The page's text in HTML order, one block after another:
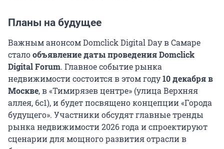
Планы на будущее
Важным анонсом Domclick Digital Day в Самаре
сталообъявление даты проведения Domclick
Digital Forum. Главное событие рынка
недвижимости состоится в этом году10 декабря в
Москве, в «Тимирязев центре» (улица Верхняя
аллея, 6с1), и будет посвящено концепции «Города
будущего». Участники обсудят главные тренды
рынка недвижимости 2026 года и спроектируют
сценарии для мощного развития отрасли в